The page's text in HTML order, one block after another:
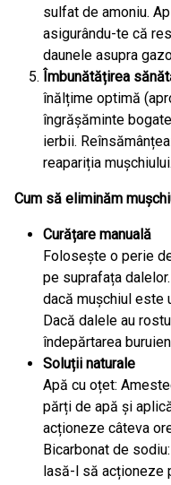
sulfat de amoniu.
asigurându-te că
daunele asupra
Îmbunătățirea
înălțime optimă
îngrășăminte
ierbii.
reapariția mușchiului.
Cum să eliminăm
Curățare manuală
Folosește o perie
pe suprafața
dacă mușchiul este
Dacă dalele au
îndepărtarea
Soluții naturale
Apă cu oțet:
părți de apă și
acționeze câteva
Bicarbonat de
lasă-l să acționeze